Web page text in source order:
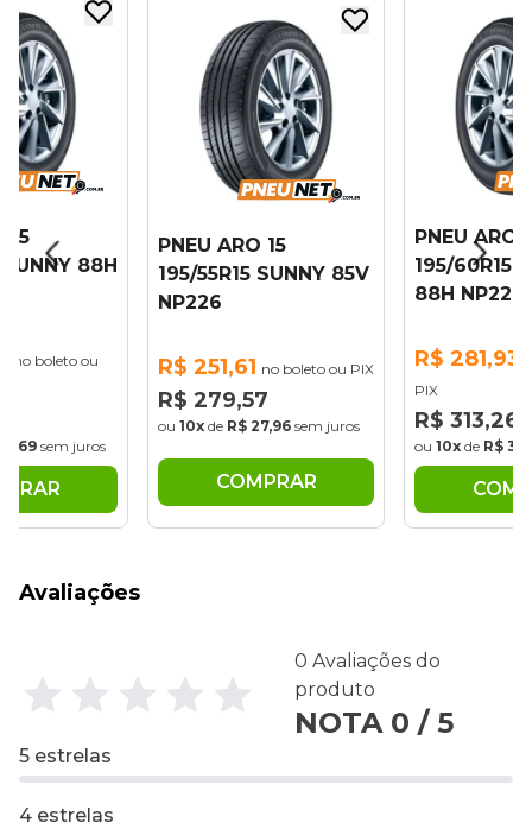
15
88H
no boleto ou
sem juros
PNEU ARO 15
195/55R15 SUNNY 85V
NP226
R$ 251,61 no boleto ou PIX
R$ 279,57
ou 10x de R$ 27,96 sem juros
COMPRAR
PNEU ARO
195/60R15
88H NP226
R$ 281,93
PIX
R$ 313,26
ou 10x de R$
Avaliações
0 Avaliações do
produto
NOTA 0 / 5
5 estrelas
4 estrelas